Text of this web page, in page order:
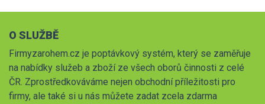
O SLUŽBĚ
Firmyzarohem.cz je poptávkový systém, který se zaměřuje
na nabídky služeb a zboží ze všech oborů činnosti z celé
ČR. Zprostředkováváme nejen obchodní příležitosti pro
firmy, ale také si u nás můžete zadat zcela zdarma